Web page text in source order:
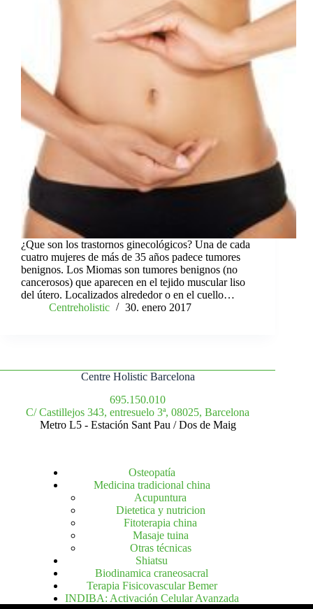
¿Que son los trastornos ginecológicos? Una de cada
cuatro mujeres de más de 35 años padece tumores
benignos. Los Miomas son tumores benignos (no
cancerosos) que aparecen en el tejido muscular liso
del útero. Localizados alrededor o en el cuello…
Centreholistic
30. enero 2017
Centre Holistic Barcelona
695.150.010
C/ Castillejos 343, entresuelo 3ª, 08025, Barcelona
Metro L5 - Estación Sant Pau / Dos de Maig
Osteopatía
Medicina tradicional china
Acupuntura
Dietetica y nutricion
Fitoterapia china
Masaje tuina
Otras técnicas
Shiatsu
Biodinamica craneosacral
Terapia Fisicovascular Bemer
INDIBA: Activación Celular Avanzada